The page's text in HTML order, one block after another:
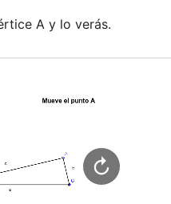
A y lo verás.